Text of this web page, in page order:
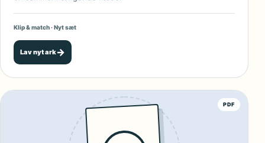
Klip & match · Nyt sæt
Lav nyt ark→
PDF